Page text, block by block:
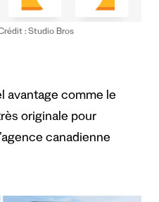
: Studio Bros
avantage comme le
originale pour
canadienne